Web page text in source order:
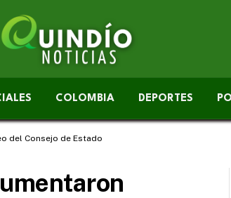
COLOMBIA DEPORTES
del Consejo de Estado